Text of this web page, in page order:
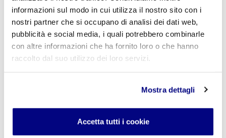
informazioni sul modo in cui utilizza il nostro sito con i
nostri partner che si occupano di analisi dei dati web,
pubblicità e social media, i quali potrebbero combinarle
con altre informazioni che ha fornito loro o che hanno
raccolto dal suo utilizzo dei loro servizi.
Mostra dettagli
Accetta tutti i cookie
Acconsento al trattamento deidati personali